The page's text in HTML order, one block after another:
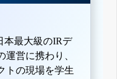
本最大級のIRデ
運営に携わり、
トの現場を学生